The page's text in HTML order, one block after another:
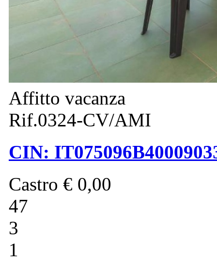
Affitto vacanza
Rif.0324-CV/AMI
CIN:
Castro € 0,00
47
3
1